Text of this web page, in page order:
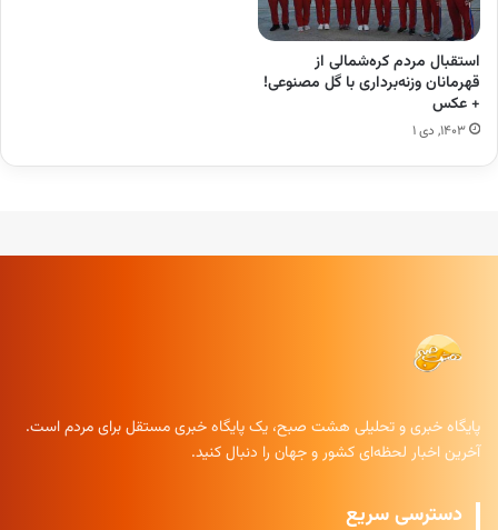
استقبال مردم کره‌شمالی از
قهرمانان وزنه‌برداری با گل مصنوعی!
+ عکس
۱۴۰۳, دی ۱
پایگاه خبری و تحلیلی هشت صبح، یک پایگاه خبری مستقل برای مردم است.
آخرین اخبار لحظه‌ای کشور و جهان را دنبال کنید.
دسترسی سریع